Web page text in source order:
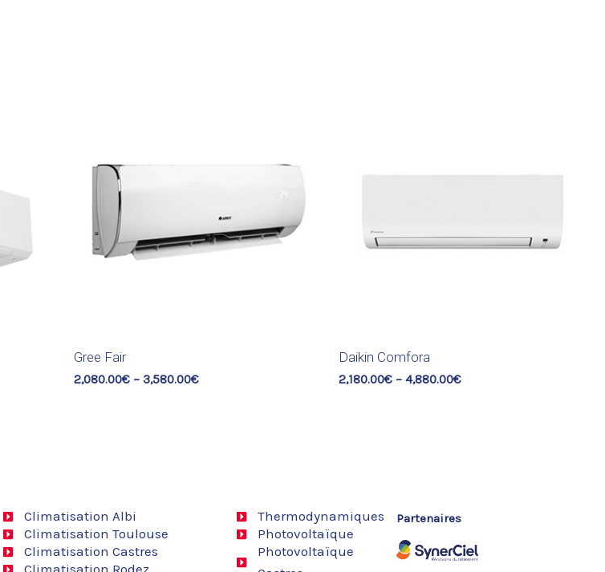
Gree Fair
2,080.00€ – 3,580.00€
Daikin Comfora
2,180.00€ – 4,880.00€
Climatisation Albi
Climatisation Toulouse
Climatisation Castres
Climatisation Rodez
Thermodynamiques
Photovoltaïque
Photovoltaïque
Partenaires